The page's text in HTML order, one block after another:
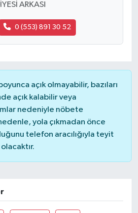
ARKASI
0 (553) 891 30 52
açık olmayabilir, bazıları
açık kalabilir veya
nedeniyle nöbete
yola çıkmadan önce
telefon aracılığıyla teyit